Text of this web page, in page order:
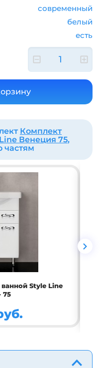
современный
белый
есть
Комплект
ванной Style Line Венеция 75,
частям
Line
75